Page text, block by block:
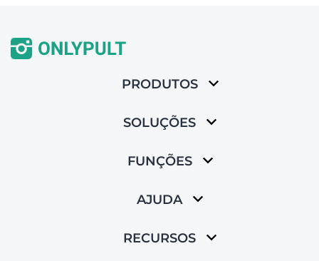
PRODUTOS
SOLUÇÕES
FUNÇÕES
AJUDA
RECURSOS